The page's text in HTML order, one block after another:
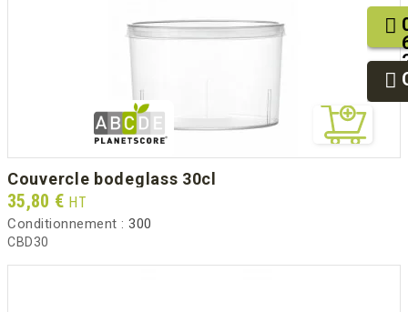
couvercle bodeglass 30cl
Prix
35,80 € HT
Conditionnement : 300
CBD30